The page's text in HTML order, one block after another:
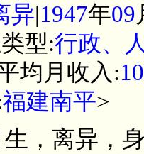
异|1947年09
型:行政、
均月收入:
福建南平>
生，离异，